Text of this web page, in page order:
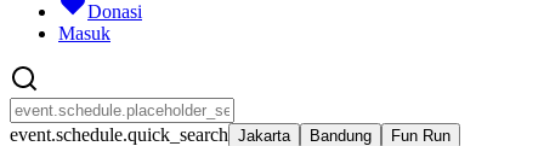
Donasi
Masuk
event.schedule.quick_search Jakarta Bandung
Fun Run